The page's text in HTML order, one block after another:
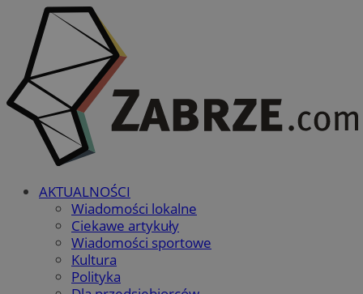
AKTUALNOŚCI
Wiadomości lokalne
Ciekawe artykuły
Wiadomości sportowe
Kultura
Polityka